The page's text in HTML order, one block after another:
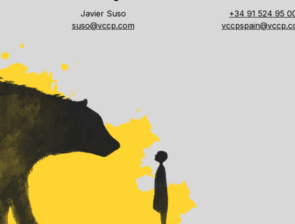
Javier Suso
suso@vccp.com
+34 91 524 95